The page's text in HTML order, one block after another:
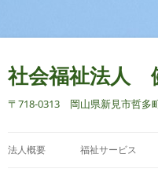
社会福祉法人
〒718-0313 岡山県新見市哲多
法人概要 福祉サービス